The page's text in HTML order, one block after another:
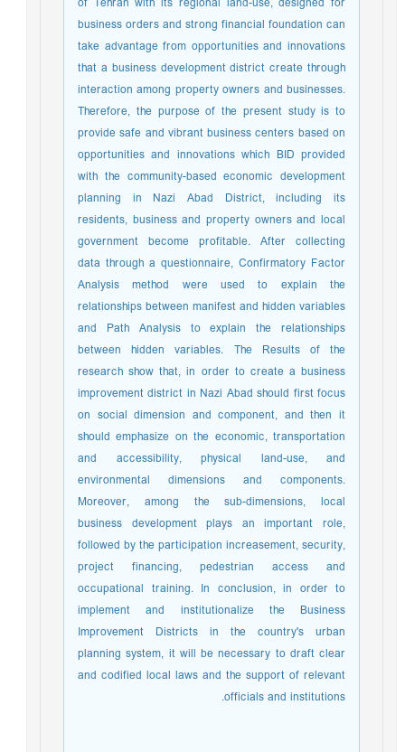
business orders and strong financial foundation can
take advantage from opportunities and innovations
that a business development district create through
interaction among property owners and businesses.
Therefore, the purpose of the present study is to
provide safe and vibrant business centers based on
opportunities and innovations which BID provided
with the community-based economic development
planning in Nazi Abad District, including its
residents, business and property owners and local
government become profitable. After collecting
data through a questionnaire, Confirmatory Factor
Analysis method were used to explain the
relationships between manifest and hidden variables
and Path Analysis to explain the relationships
between hidden variables. The Results of the
research show that, in order to create a business
improvement district in Nazi Abad should first focus
on social dimension and component, and then it
should emphasize on the economic, transportation
and accessibility, physical land-use, and
environmental dimensions and components.
Moreover, among the sub-dimensions, local
business development plays an important role,
followed by the participation increasement, security,
project financing, pedestrian access and
occupational training. In conclusion, in order to
implement and institutionalize the Business
Improvement Districts in the country's urban
planning system, it will be necessary to draft clear
and codified local laws and the support of relevant
officials and institutions.